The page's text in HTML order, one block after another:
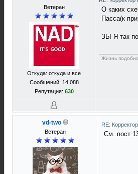
Ветеран
Откуда: откуда и все
Сообщений: 14 088
Репутация: 630
О каких
Пасса(к
ЗЫ Я так
Жизнь
vd-two
Ветеран
RE:
См. пост